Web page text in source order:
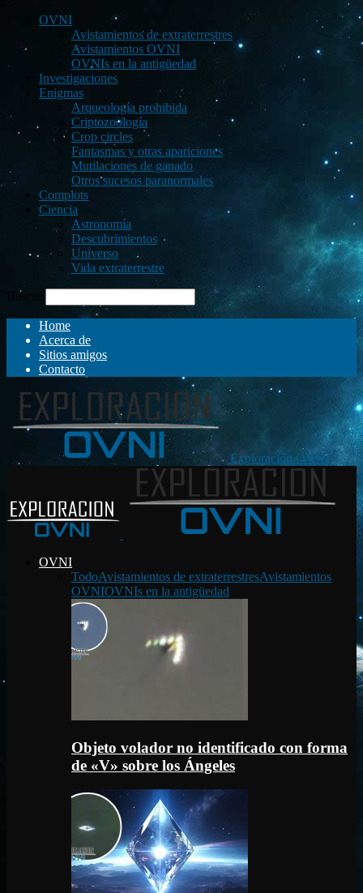
OVNI
Avistamientos de extraterrestres
Avistamientos OVNI
OVNIs en la antigüedad
Investigaciones
Enigmas
Arqueología prohibida
Criptozoología
Crop circles
Fantasmas y otras apariciones
Mutilaciones de ganado
Otros sucesos paranormales
Complots
Ciencia
Astronomía
Descubrimientos
Universo
Vida extraterrestre
Buscar
Home
Acerca de
Sitios amigos
Contacto
Exploración OVNI
OVNI
TodoAvistamientos de extraterrestresAvistamientos
OVNIOVNIs en la antigüedad
Objeto volador no identificado con forma
de «V» sobre los Ángeles